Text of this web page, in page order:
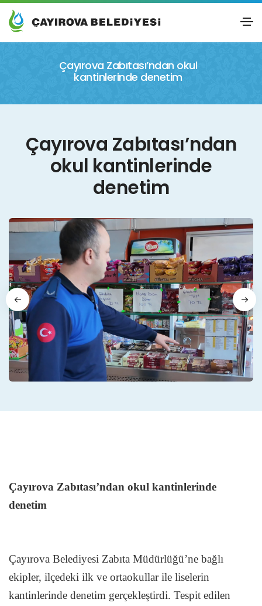
Çayırova Zabıtası’ndan okul
kantinlerinde denetim
Çayırova Zabıtası’ndan
okul kantinlerinde
denetim
Çayırova Zabıtası’ndan okul kantinlerinde
denetim
Çayırova Belediyesi Zabıta Müdürlüğü’ne bağlı
ekipler, ilçedeki ilk ve ortaokullar ile liselerin
kantinlerinde denetim gerçekleştirdi. Tespit edilen